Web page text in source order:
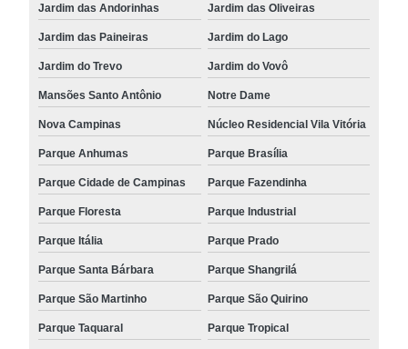
Jardim das Andorinhas Jardim das Oliveiras
Jardim das Paineiras Jardim do Lago
Jardim do Trevo Jardim do Vovô
Mansões Santo Antônio Notre Dame
Nova Campinas Núcleo Residencial Vila Vitória
Parque Anhumas Parque Brasília
Parque Cidade de Campinas Parque Fazendinha
Parque Floresta Parque Industrial
Parque Itália Parque Prado
Parque Santa Bárbara Parque Shangrilá
Parque São Martinho Parque São Quirino
Parque Taquaral Parque Tropical